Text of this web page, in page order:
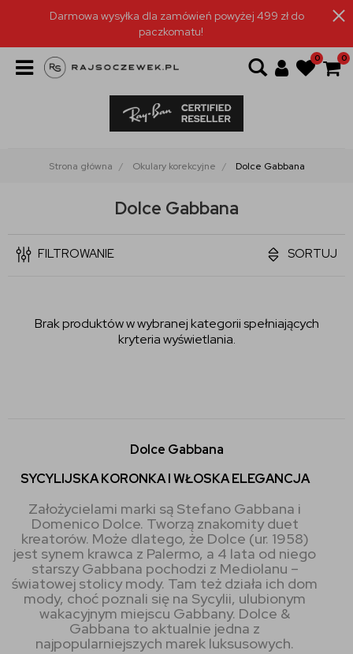
Darmowa wysyłka dla zamówień powyżej 499 zł do
paczkomatu!
0 0
Strona główna Okulary korekcyjne Dolce Gabbana
Dolce Gabbana
FILTROWANIE SORTUJ
Brak produktów w wybranej kategorii spełniających
kryteria wyświetlania.
Dolce Gabbana
SYCYLIJSKA KORONKA I WŁOSKA ELEGANCJA
Założycielami marki są Stefano Gabbana i
Domenico Dolce. Tworzą znakomity duet
kreatorów. Może dlatego, że Dolce (ur. 1958)
jest synem krawca z Palermo, a 4 lata od niego
starszy Gabbana pochodzi z Mediolanu –
światowej stolicy mody. Tam też działa ich dom
mody, choć poznali się na Sycylii, ulubionym
wakacyjnym miejscu Gabbany. Dolce &
Gabbana to aktualnie jedna z
najpopularniejszych marek luksusowych.